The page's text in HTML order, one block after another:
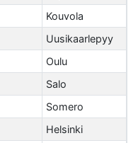
Kouvola
Uusikaarlepyy
Oulu
Salo
Somero
Helsinki